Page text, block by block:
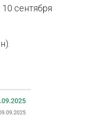
сентября